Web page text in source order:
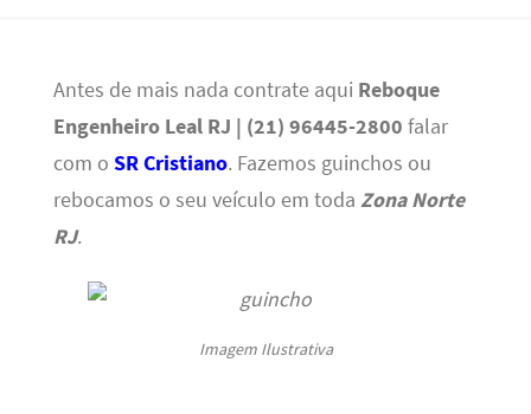
Antes de mais nada contrate aqui Reboque
Engenheiro Leal RJ | (21) 96445-2800 falar
com o SR Cristiano. Fazemos guinchos ou
rebocamos o seu veículo em toda Zona Norte
RJ.
Imagem Ilustrativa